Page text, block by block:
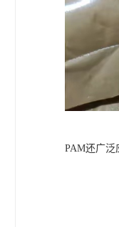
PAM还广泛